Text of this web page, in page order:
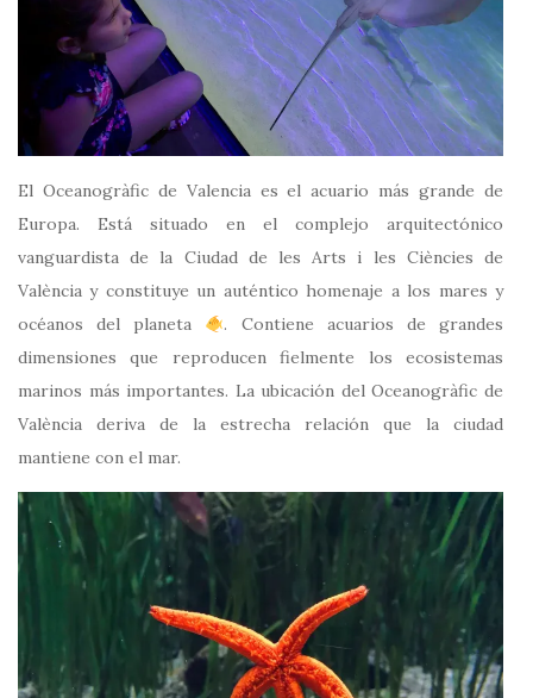
El Oceanogràfic de Valencia es el acuario más grande de
Europa. Está situado en el complejo arquitectónico
vanguardista de la Ciudad de les Arts i les Ciències de
València y constituye un auténtico homenaje a los mares y
océanos del planeta
. Contiene acuarios de grandes
dimensiones que reproducen fielmente los ecosistemas
marinos más importantes. La ubicación del Oceanogràfic de
València deriva de la estrecha relación que la ciudad
mantiene con el mar.